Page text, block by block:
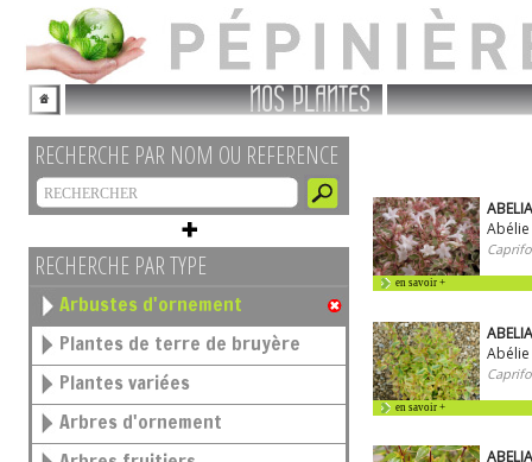
NOS PLANTES
RECHERCHE PAR NOM OU REFERENCE
RECHERCHE PAR TYPE
Arbustes d'ornement
Plantes de terre de bruyère
Plantes variées
Arbres d'ornement
en savoir +
en savoir +